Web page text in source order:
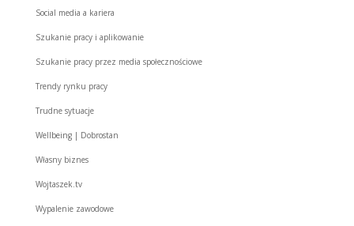
Social media a kariera
Szukanie pracy i aplikowanie
Szukanie pracy przez media społecznościowe
Trendy rynku pracy
Trudne sytuacje
Wellbeing | Dobrostan
Własny biznes
Wojtaszek.tv
Wypalenie zawodowe